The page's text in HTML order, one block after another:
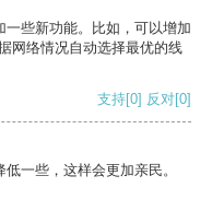
些新功能。比如，可以增加
网络情况自动选择最优的线
支持[0] 反对[0]
一些，这样会更加亲民。